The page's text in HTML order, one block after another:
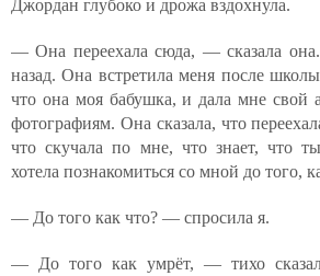
Джордан глубоко и дрожа вздохнула.
— Она переехала сюда, — сказала
назад. Она встретила меня после
что она моя бабушка, и дала мне свой
фотографиям. Она сказала, что
что скучала по мне, что знает, что
хотела познакомиться со мной до того,
— До того как что? — спросила я.
— До того как умрёт, — тихо